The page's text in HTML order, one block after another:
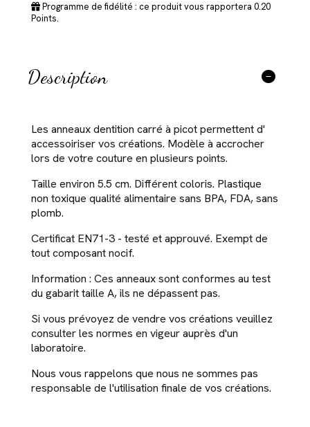
Programme de fidélité : ce produit vous rapportera 0.20
Points.
Description
Les anneaux dentition carré à picot permettent d'
accessoiriser vos créations. Modèle à accrocher
lors de votre couture en plusieurs points.
Taille environ 5.5 cm. Différent coloris. Plastique
non toxique qualité alimentaire sans BPA, FDA, sans
plomb.
Certificat EN71-3 - testé et approuvé. Exempt de
tout composant nocif.
Information : Ces anneaux sont conformes au test
du gabarit taille A, ils ne dépassent pas.
Si vous prévoyez de vendre vos créations veuillez
consulter les normes en vigeur auprès d'un
laboratoire.
Nous vous rappelons que nous ne sommes pas
responsable de l'utilisation finale de vos créations.